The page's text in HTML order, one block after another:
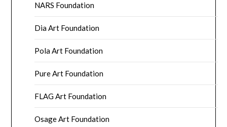
NARS Foundation
Dia Art Foundation
Pola Art Foundation
Pure Art Foundation
FLAG Art Foundation
Osage Art Foundation